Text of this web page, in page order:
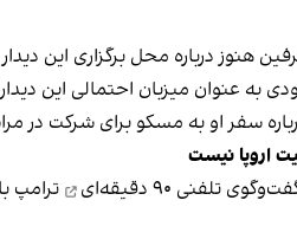
هنوز درباره محل برگزاری این
به عنوان میزبان احتمالی این دیدار
سفر او به مسکو برای شرکت در
اروپا نیست
تلفنی ۹۰ دقیقه‌ای
ترامپ